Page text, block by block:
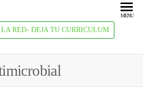
RED- DEJA TU CURRICULUM
MENU